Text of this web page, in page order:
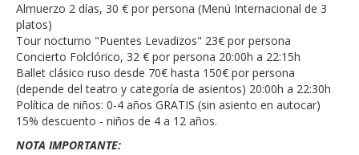
Almuerzo 2 días, 30 € por persona (Menú Internacional de 3
platos)
Tour nocturno "Puentes Levadizos" 23€ por persona
Concierto Folclórico, 32 € por persona 20:00h a 22:15h
Ballet clásico ruso desde 70€ hasta 150€ por persona
(depende del teatro y categoría de asientos) 20:00h a 22:30h
Política de niños: 0-4 años GRATIS (sin asiento en autocar)
15% descuento - niños de 4 a 12 años.
NOTA IMPORTANTE: